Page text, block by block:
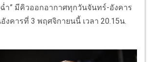
ฉ่ำ” มีคิวออกอากาศทุกวันจันทร์-อังคาร
งคารที่ 3 พฤศจิกายนนี้ เวลา 20.15น.